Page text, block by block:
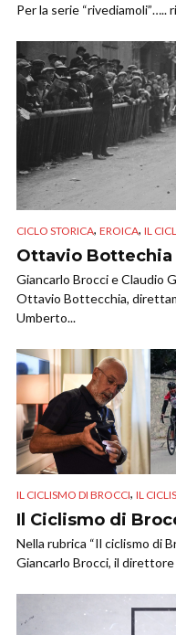
Per la serie “rivediamoli”…..
CICLO STORICA, EROICA, IL
Ottavio Bottechia
Giancarlo Brocci e Claudio
Ottavio Bottecchia,
Umberto...
IL CICLISMO DI BROCCI, IL
Il Ciclismo di
Nella rubrica “Il ciclismo di
Giancarlo Brocci, il